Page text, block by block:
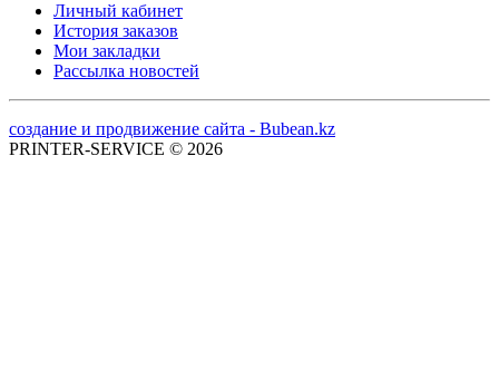
Личный кабинет
История заказов
Мои закладки
Рассылка новостей
создание и продвижение сайта - Bubean.kz
PRINTER-SERVICE © 2026